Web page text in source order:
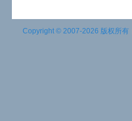
Copyright © 2007-2026 版权所有